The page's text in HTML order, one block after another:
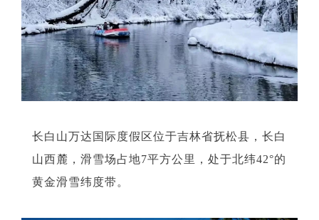
长白山万达国际度假区位于吉林省抚松县，长白
山西麓，滑雪场占地7平方公里，处于北纬42°的
黄金滑雪纬度带。